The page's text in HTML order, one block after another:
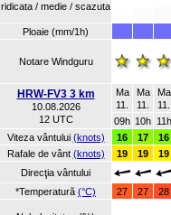
ridicata / medie / scazuta
Ploaie (mm/1h)
Notare Windguru
HRW-FV3 3 km
10.08.2026
12 UTC
Ma
11.
Ma
11.
Ma
11.
09h 10h 11h
Viteza vântului (knots) 16 17 16
Rafale de vânt (knots) 19 19 19
Direcţia vântului
*Temperatură (°C) 27 27 28